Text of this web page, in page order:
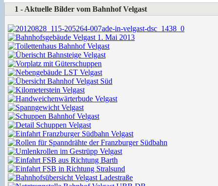
1 - Aktuelle Bilder vom Bahnhof Velgast